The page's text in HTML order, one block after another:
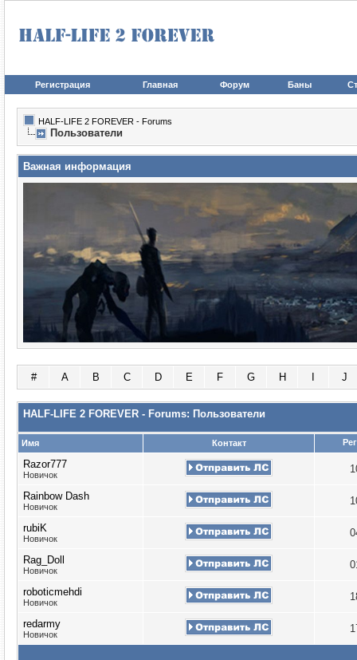
Регистрация Главная Форум Баны
HALF-LIFE 2 FOREVER - Forums
Пользователи
Важная информация
# A B C D E F G H J
HALF-LIFE 2 FOREVER - Forums: Пользователи
Имя Контакт
Razor777
Новичок
Rainbow Dash
Новичок
rubiK
Новичок
Rag_Doll
Новичок
roboticmehdi
Новичок
redarmy
Новичок